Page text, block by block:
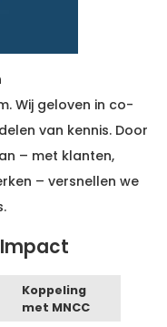
Wij geloven in co-
van kennis. Door
– met klanten,
– versnellen we
Koppeling
met MNCC